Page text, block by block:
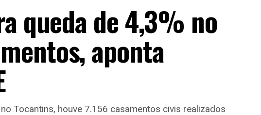
queda de 4,3% no
aponta
Tocantins, houve 7.156 casamentos civis realizados